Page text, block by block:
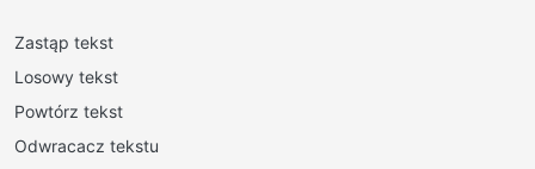
Zastąp tekst
Losowy tekst
Powtórz tekst
Odwracacz tekstu